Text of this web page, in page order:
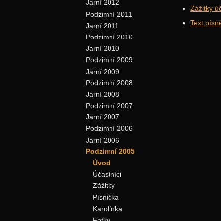
Zážitky
Text
Jarní 2012
Podzimní 2011
Jarní 2011
Podzimní 2010
Jarní 2010
Podzimní 2009
Jarní 2009
Podzimní 2008
Jarní 2008
Podzimní 2007
Jarní 2007
Podzimní 2006
Jarní 2006
Podzimní 2005
Úvod
Účastníci
Zážitky
Písnička
Karolínka